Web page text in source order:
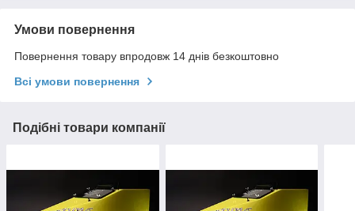
Умови повернення
Повернення товару впродовж 14 днів безкоштовно
Всі умови повернення
Подібні товари компанії